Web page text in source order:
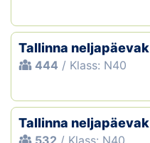
Tallinna neljapäevak
444 / Klass: N40
Tallinna neljapäevak
532 / Klass: N40